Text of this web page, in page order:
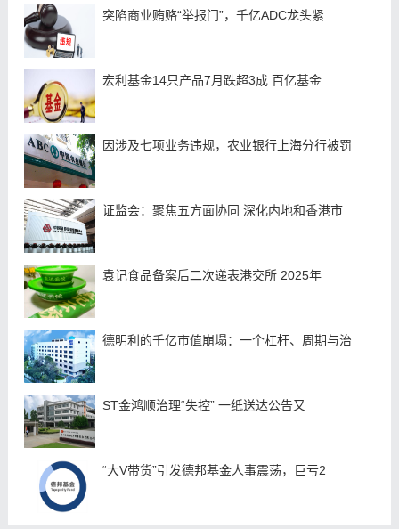
突陷商业贿赂“举报门”，千亿ADC龙头紧
宏利基金14只产品7月跌超3成 百亿基金
因涉及七项业务违规，农业银行上海分行被罚
证监会：聚焦五方面协同 深化内地和香港市
袁记食品备案后二次递表港交所 2025年
德明利的千亿市值崩塌：一个杠杆、周期与治
ST金鸿顺治理“失控” 一纸送达公告又
“大V带货”引发德邦基金人事震荡，巨亏2